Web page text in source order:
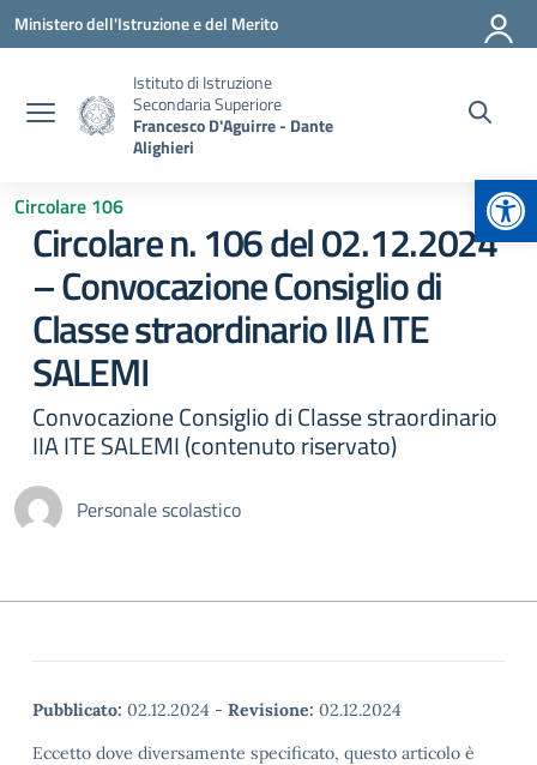
Vai ai contenuti
Vai al menu di navigazione
Vai al footer
Ministero dell'Istruzione e del Merito
Istituto di Istruzione
Secondaria Superiore
Francesco D'Aguirre - Dante
Alighieri
Circolare 106
Circolare n. 106 del 02.12.2024
– Convocazione Consiglio di
Classe straordinario IIA ITE
SALEMI
Convocazione Consiglio di Classe straordinario
IIA ITE SALEMI (contenuto riservato)
Personale scolastico
Pubblicato: 02.12.2024 - Revisione: 02.12.2024
Eccetto dove diversamente specificato, questo articolo è